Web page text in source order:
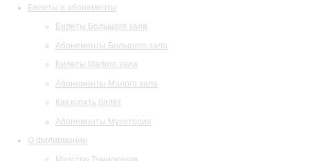
Билеты и абонементы
Билеты Большого зала
Абонементы Большого зала
Билеты Малого зала
Абонементы Малого зала
Как купить билет
Абонементы Музитория
О филармонии